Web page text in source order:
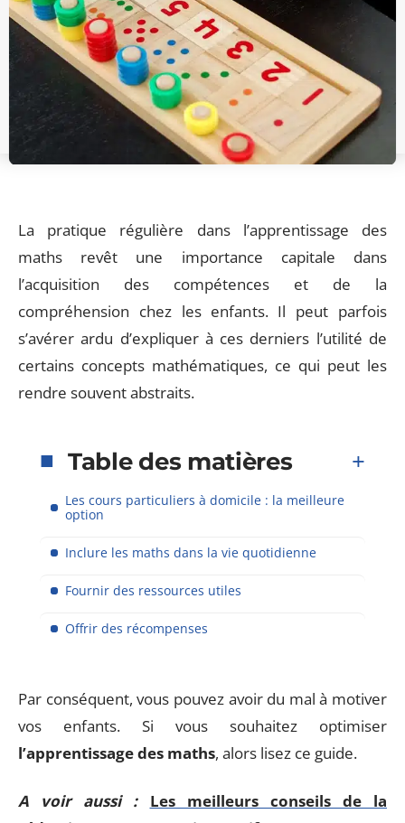
La pratique régulière dans l’apprentissage des
maths revêt une importance capitale dans
l’acquisition des compétences et de la
compréhension chez les enfants. Il peut parfois
s’avérer ardu d’expliquer à ces derniers l’utilité de
certains concepts mathématiques, ce qui peut les
rendre souvent abstraits.
Table des matières
Les cours particuliers à domicile : la meilleure
option
Inclure les maths dans la vie quotidienne
Fournir des ressources utiles
Offrir des récompenses
Par conséquent, vous pouvez avoir du mal à motiver
vos enfants. Si vous souhaitez optimiser
l’apprentissage des maths, alors lisez ce guide.
A voir aussi :
Les meilleurs conseils de la